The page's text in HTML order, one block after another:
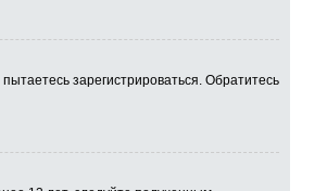
зарегистрироваться. Обратитесь